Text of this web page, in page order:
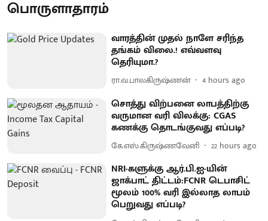
பொருளாதாரம்
வாரத்தின் முதல் நாளே சரிந்த
தங்கம் விலை.! எவ்வளவு
தெரியுமா.?
ரா.வ.பாலகிருஷ்ணன் 4 hours ago
சொத்து விற்பனை லாபத்திற்கு
வருமான வரி விலக்கு: CGAS
கணக்கு தொடங்குவது எப்படி?
கே.எஸ்.கிருஷ்ணவேனி 22 hours ago
NRI-களுக்கு ஆர்.பி.ஐ-யின்
ஜாக்பாட் திட்டம்:FCNR டெபாசிட்
மூலம் 100% வரி இல்லாத லாபம்
பெறுவது எப்படி?